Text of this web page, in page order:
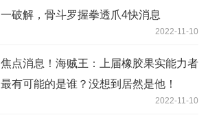
一破解，骨斗罗握拳透爪4快消息
2022-11-10
焦点消息！海贼王：上届橡胶果实能力者
最有可能的是谁？没想到居然是他！
2022-11-10